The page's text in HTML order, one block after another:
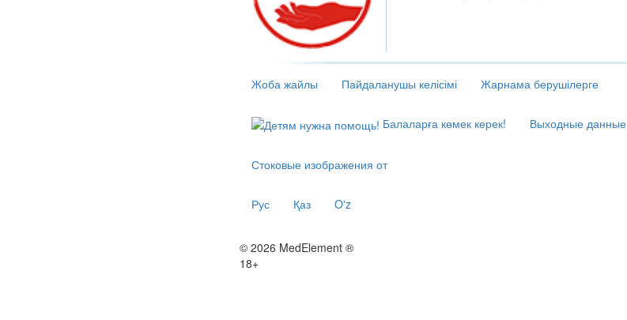
Жоба жайлы Пайдаланушы келісімі Жарнама берушілерге
Балаларға көмек керек! Выходные данные
Стоковые изображения от
Рус Қаз O'z
© 2026 MedElement ®
18+